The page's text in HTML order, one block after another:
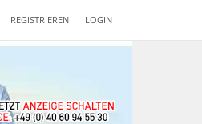
REGISTRIEREN LOGIN